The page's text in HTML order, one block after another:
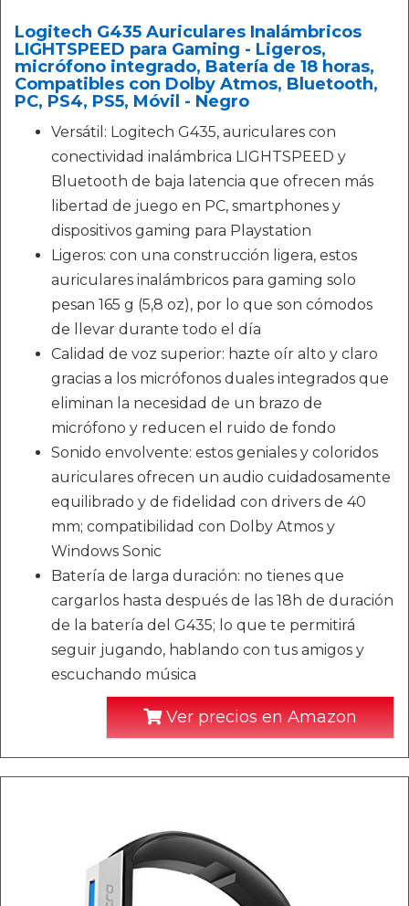
Logitech G435 Auriculares Inalámbricos
LIGHTSPEED para Gaming - Ligeros,
micrófono integrado, Batería de 18 horas,
Compatibles con Dolby Atmos, Bluetooth,
PC, PS4, PS5, Móvil - Negro
Versátil: Logitech G435, auriculares con
conectividad inalámbrica LIGHTSPEED y
Bluetooth de baja latencia que ofrecen más
libertad de juego en PC, smartphones y
dispositivos gaming para Playstation
Ligeros: con una construcción ligera, estos
auriculares inalámbricos para gaming solo
pesan 165 g (5,8 oz), por lo que son cómodos
de llevar durante todo el día
Calidad de voz superior: hazte oír alto y claro
gracias a los micrófonos duales integrados que
eliminan la necesidad de un brazo de
micrófono y reducen el ruido de fondo
Sonido envolvente: estos geniales y coloridos
auriculares ofrecen un audio cuidadosamente
equilibrado y de fidelidad con drivers de 40
mm; compatibilidad con Dolby Atmos y
Windows Sonic
Batería de larga duración: no tienes que
cargarlos hasta después de las 18h de duración
de la batería del G435; lo que te permitirá
seguir jugando, hablando con tus amigos y
escuchando música
Ver precios en Amazon